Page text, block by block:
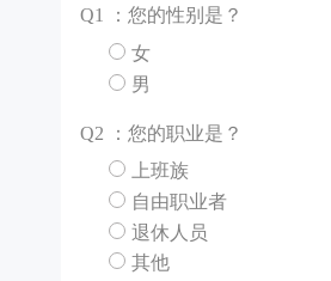
Q1 ：您的性别是？
女
男
Q2 ：您的职业是？
上班族
自由职业者
退休人员
其他